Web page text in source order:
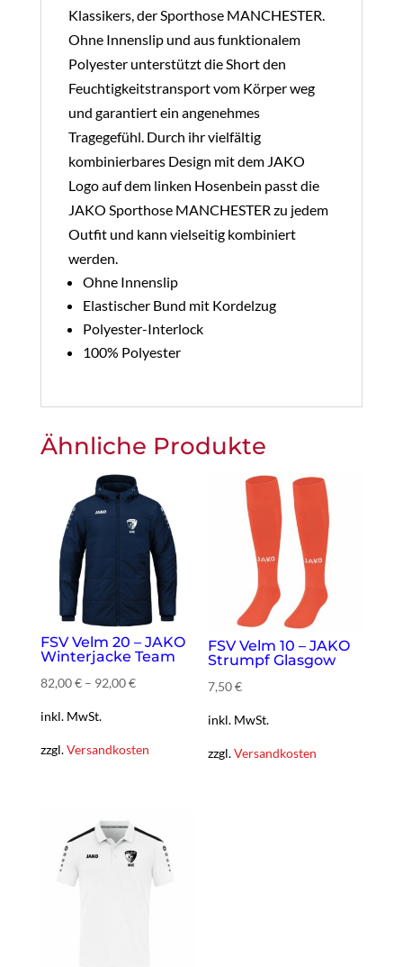
Klassikers, der Sporthose MANCHESTER.
Ohne Innenslip und aus funktionalem
Polyester unterstützt die Short den
Feuchtigkeitstransport vom Körper weg
und garantiert ein angenehmes
Tragegefühl. Durch ihr vielfältig
kombinierbares Design mit dem JAKO
Logo auf dem linken Hosenbein passt die
JAKO Sporthose MANCHESTER zu jedem
Outfit und kann vielseitig kombiniert
werden.
Ohne Innenslip
Elastischer Bund mit Kordelzug
Polyester-Interlock
100% Polyester
Ähnliche Produkte
FSV Velm 20 – JAKO
Winterjacke Team
82,00€– 92,00€
inkl. MwSt.
zzgl.Versandkosten
FSV Velm 10 – JAKO
Strumpf Glasgow
7,50€
inkl. MwSt.
zzgl.Versandkosten